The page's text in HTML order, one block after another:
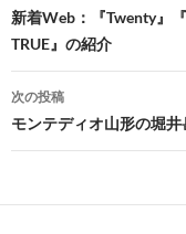
稿
ナ
ビ
ゲ
シ
新着Web：『Twenty』
TRUE』の紹介
次の投稿
モンテディオ山形の堀